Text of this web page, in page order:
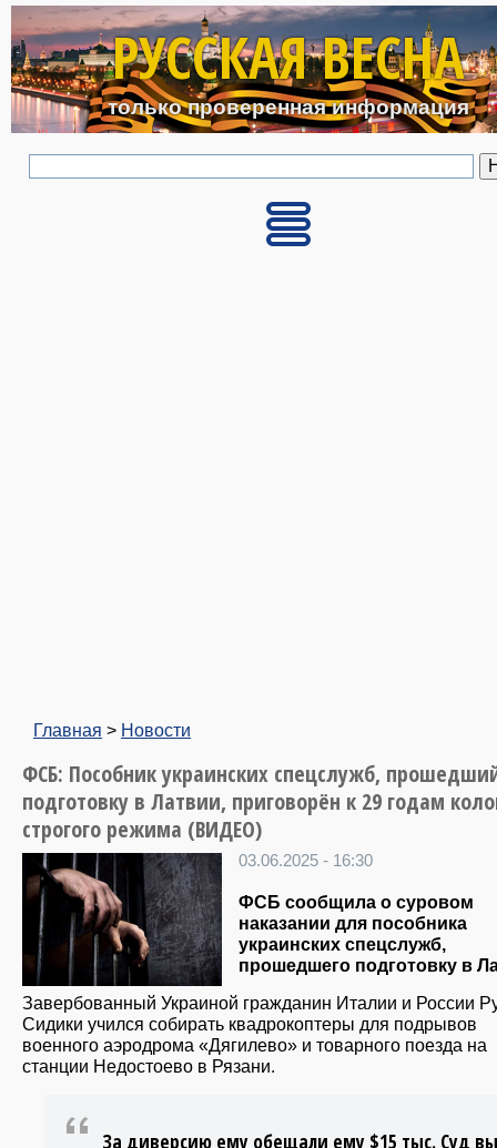
Перейти к основному
РУССКАЯ ВЕСНА
только проверенная информация
Главная > Новости
ФСБ: Пособник украинских спецслужб,
подготовку в Латвии, приговорён к 29 годам
строгого режима (ВИДЕО)
03.06.2025 - 16:30
ФСБ сообщила о суровом
наказании для пособника
украинских спецслужб,
прошедшего подготовку в
Завербованный Украиной гражданин Италии и России
Сидики учился собирать квадрокоптеры для подрывов
военного аэродрома «Дягилево» и товарного поезда на
станции Недостоево в Рязани.
За диверсию ему обещали ему $15 тыс. Суд